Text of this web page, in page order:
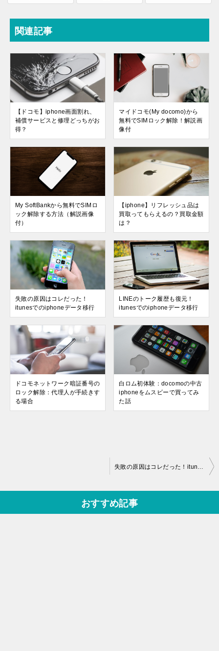
関連記事
【ドコモ】iphone画面割れ、
補償サービスと修理どっちがお
得？
マイドコモ(My docomo)から
無料でSIMロック解除！解説画
像付
My SoftBankから無料でSIMロ
ック解除する方法（解説画像
付）
【iphone】リフレッシュ品は
買取ってもらえるの？買取金額
は？
失敗の原因はコレだった！
itunesでのiphoneデータ移行
LINEのトーク履歴も復元！
itunesでのiphoneデータ移行
ドコモネットワーク暗証番号の
ロック解除：代理人が手続きす
る場合
白ロム初体験：docomoの中古
iphoneをムスビーで買ってみ
た話
ビ
おすすめ記事